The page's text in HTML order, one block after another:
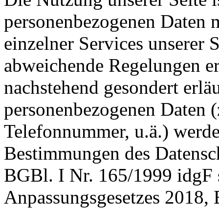
personenbezogenen
einzelner Services unserer
abweichende Regelungen
nachstehend gesondert
personenbezogenen
Telefonnummer, u.ä.)
Bestimmungen des
BGBl. I Nr. 165/1999 idgF
Anpassungsgesetzes